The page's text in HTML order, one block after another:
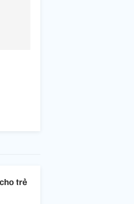
trẻ